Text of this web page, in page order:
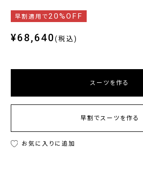
早割適用で20%OFF
¥68,640(税込)
スーツを作る
早割でスーツを作る
お気に入りに追加